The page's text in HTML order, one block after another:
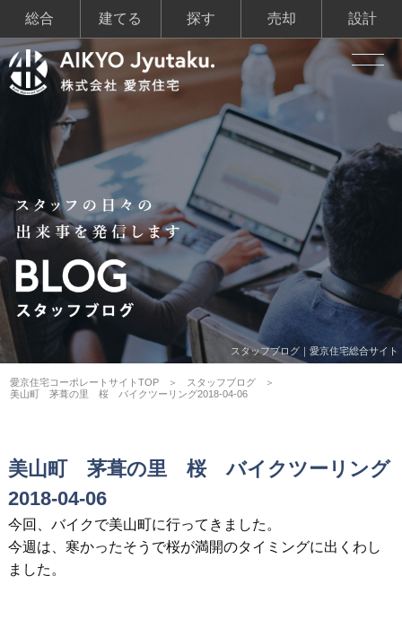
総合 建てる 探す 売却 設計
スタッフブログ｜愛京住宅総合サイト
愛京住宅コーポレートサイトTOP
スタッフブログ
美山町 茅葺の里 桜 バイクツーリング2018-04-06
美山町 茅葺の里 桜 バイクツーリング
2018-04-06
今回、バイクで美山町に行ってきました。
今週は、寒かったそうで桜が満開のタイミングに出くわし
ました。